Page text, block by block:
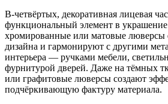
В-четвёртых, декоративная лицевая
функциональный элемент в
хромированные или матовые люверсы
дизайна и гармонируют с другими
интерьера — ручками мебели,
фурнитурой дверей. Даже на тёмных
или графитовые люверсы создают
подчёркивающую фактуру материала.